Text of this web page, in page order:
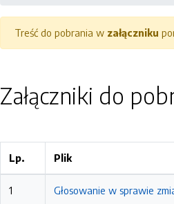
Treść do pobrania w załączniku
Załączniki do
Lp. Plik
1 Głosowanie w sprawie